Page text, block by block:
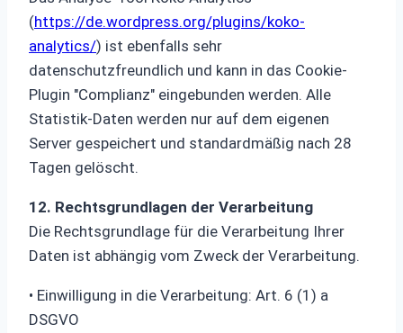
(https://de.wordpress.org/plugins/koko-
analytics/) ist ebenfalls sehr
datenschutzfreundlich und kann in das Cookie-
Plugin "Complianz" eingebunden werden. Alle
Statistik-Daten werden nur auf dem eigenen
Server gespeichert und standardmäßig nach 28
Tagen gelöscht.
12. Rechtsgrundlagen der Verarbeitung
Die Rechtsgrundlage für die Verarbeitung Ihrer
Daten ist abhängig vom Zweck der Verarbeitung.
• Einwilligung in die Verarbeitung: Art. 6 (1) a
DSGVO